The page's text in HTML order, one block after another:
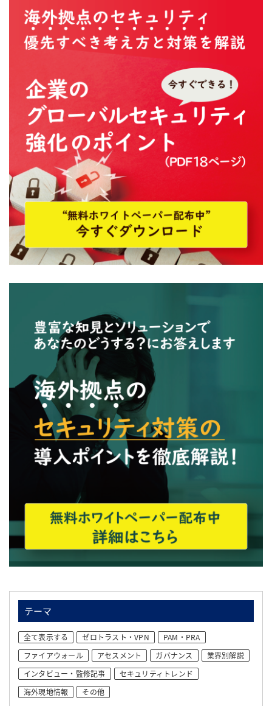
テーマ
全て表示する ゼロトラスト・VPN
PAM・PRA
ファイアウォール
アセスメント ガバナンス
業界別解説
インタビュー・監修記事
セキュリティトレンド
海外現地情報
その他